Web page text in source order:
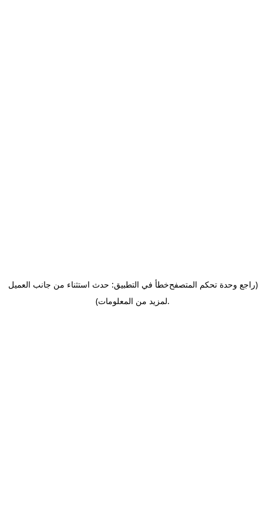
خطأ في التطبيق: حدث استثناء من جانب العميل(راجع وحدة تحكم المتصفح
لمزيد من المعلومات).